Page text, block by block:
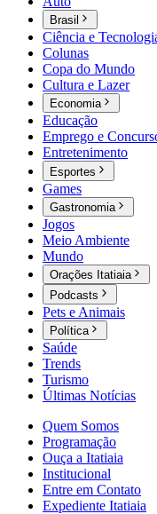
Brasil
Ciência e
Colunas
Copa do Mundo
Cultura e Lazer
Economia
Educação
Emprego e
Entretenimento
Esportes
Games
Gastronomia
Jogos
Meio Ambiente
Mundo
Orações Itatiaia
Podcasts
Pets e Animais
Política
Saúde
Trends
Turismo
Últimas Notícias
Quem Somos
Programação
Ouça a Itatiaia
Institucional
Entre em Contato
Expediente Itatiaia